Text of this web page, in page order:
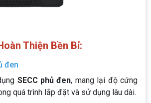
Thiện Bền Bỉ:
đen
SECC phủ đen, mang lại độ cứng
quá trình lắp đặt và sử dụng lâu dài.